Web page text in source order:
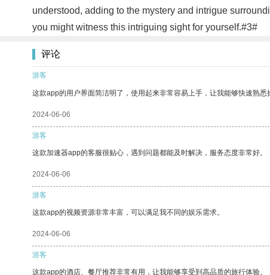
understood, adding to the mystery and intrigue
you might witness this intriguing sight for yourself.#3#
评论
游客
这款app的用户界面简洁明了，使用起来非常容易上手，让我能够快速熟悉
2024-06-06
游客
这款加速器app的客服很贴心，遇到问题都能及时解决，服务态度非常好。
2024-06-06
游客
这款app的视频资源非常丰富，可以满足我不同的娱乐需求。
2024-06-06
游客
这款app的酒店、餐厅推荐非常有用，让我能够享受到高品质的旅行体验。